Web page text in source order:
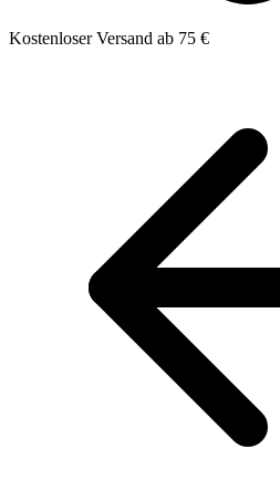
Kostenloser Versand ab 75 €